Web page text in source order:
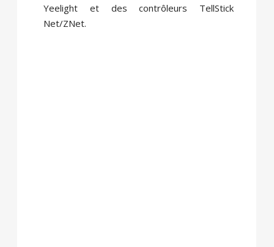
Yeelight et des contrôleurs TellStick
Net/ZNet.